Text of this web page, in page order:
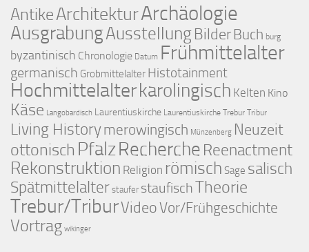
AntikeArchitekturArchäologie
AusgrabungAusstellungBilder Buch burg
byzantinisch Chronologie Datum Frühmittelalter
germanisch Grobmittelalter Histotainment
Hochmittelalterkarolingisch Kelten Kino
Käse Langobardisch Laurentiuskirche Laurentiuskirche Trebur Tribur
Living Historymerowingisch Münzenberg Neuzeit
ottonisch PfalzRecherche Reenactment
Rekonstruktion Religion römisch Sage salisch
Spätmittelalter staufer staufischTheorie
Trebur/TriburVideoVor/Frühgeschichte
Vortrag wikinger